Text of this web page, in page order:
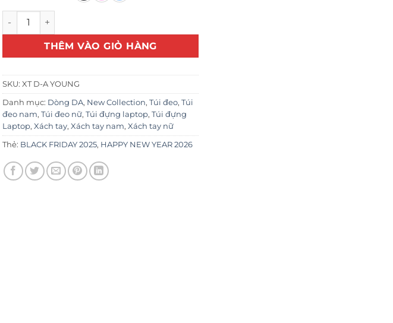
459.000 VND.
XT D-A YOUNG số lượng
THÊM VÀO GIỎ HÀNG
SKU: XT D-A YOUNG
Danh mục: Dòng DA, New Collection, Túi đeo, Túi
đeo nam, Túi đeo nữ, Túi đựng laptop, Túi đựng
Laptop, Xách tay, Xách tay nam, Xách tay nữ
Thẻ: BLACK FRIDAY 2025, HAPPY NEW YEAR 2026